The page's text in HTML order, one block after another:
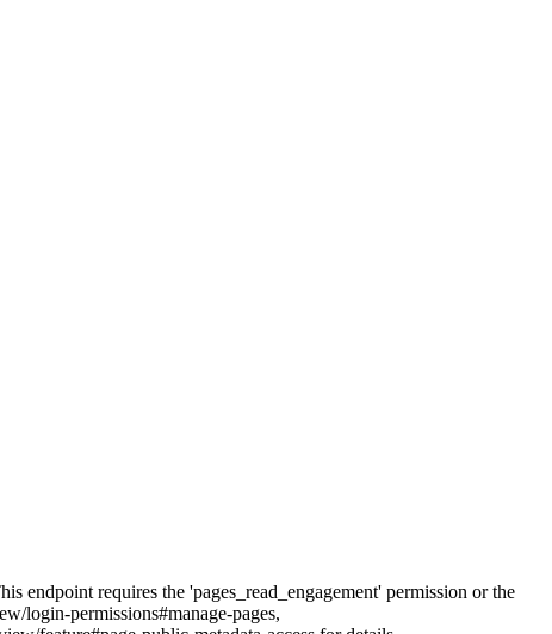
endpoint requires the 'pages_read_engagement' permission or the
login-permissions#manage-pages,